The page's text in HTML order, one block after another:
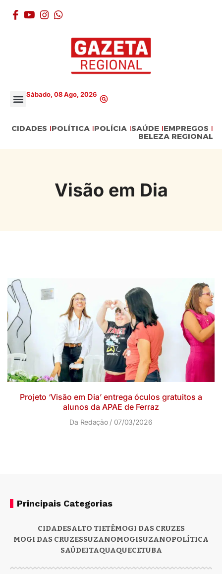
Sábado, 08 Ago, 2026
CIDADES POLÍTICA POLÍCIA SAÚDE EMPREGOS
BELEZA REGIONAL
Visão em Dia
Projeto ‘Visão em Dia’ entrega óculos gratuitos a
alunos da APAE de Ferraz
Da Redação 07/03/2026
Principais Categorias
CIDADESALTO TIETÊMOGI DAS CRUZES
MOGI DAS CRUZESSUZANOMOGISUZANOPOLÍTICA
SAÚDEITAQUAQUECETUBA